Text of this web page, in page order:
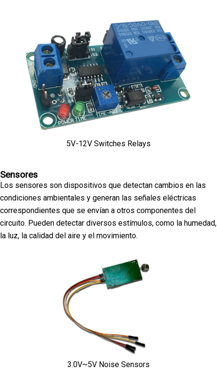
5V-12V Switches Relays
Sensores
Los sensores son dispositivos que detectan cambios en las
condiciones ambientales y generan las señales eléctricas
correspondientes que se envían a otros componentes del
circuito. Pueden detectar diversos estímulos, como la humedad,
la luz, la calidad del aire y el movimiento.
3.0V~5V Noise Sensors